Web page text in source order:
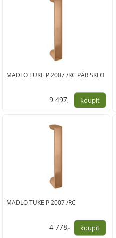
MADLO TUKE Pi2007 /RC PÁR SKLO
9 497,-
MADLO TUKE Pi2007 /RC
4 778,-